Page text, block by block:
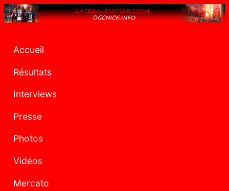
Accueil
Résultats
Interviews
Presse
Photos
Vidéos
Mercato